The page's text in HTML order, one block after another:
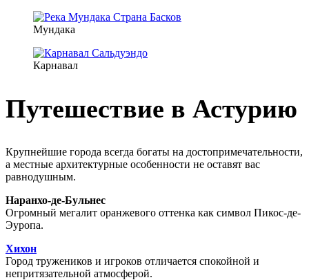
Мундака
Карнавал
Путешествие в Астурию
Крупнейшие города всегда богаты на достопримечательности,
а местные архитектурные особенности не оставят вас
равнодушным.
Наранхо-де-Бульнес
Огромный мегалит оранжевого оттенка как символ Пикос-де-
Эуропа.
Хихон
Город тружеников и игроков отличается спокойной и
непритязательной атмосферой.